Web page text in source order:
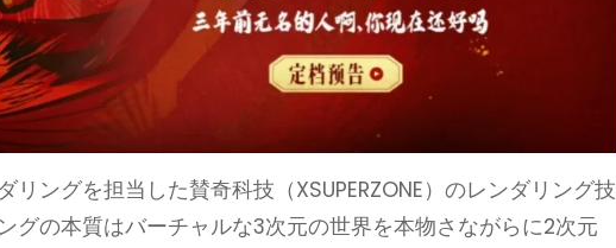
リングを担当した賛奇科技（XSUPERZONE）のレンダリング技
グの本質はバーチャルな3次元の世界を本物さながらに2次元